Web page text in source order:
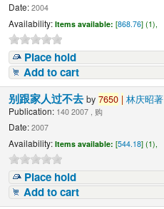
Date: 2004
Availability: Items available: [868.76] (1),
Place hold
Add to cart
别跟家人过不去by7650 | 林庆昭著
Publication: 140 2007 , 购
Date: 2007
Availability: Items available: [544.18] (1),
Place hold
Add to cart